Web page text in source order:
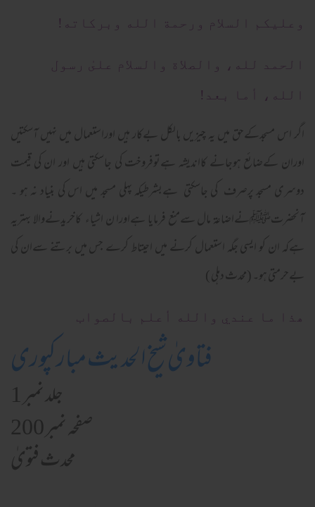
وعلیکم السلام ورحمة الله وبرکاته!
الحمد لله، والصلاة والسلام علىٰ رسول
الله، أما بعد!
اگر اس مسجدکےحق میں یہ چیزیں بالکل بےکار ہیں اوراستعمال میں نہیں آسکتیں
اوران کےضائع ہوجانے کااندیشہ ہےتوفروخت کی جاسکتی ہیں اور ان کی قیمت
دوسری مسجد پرصرف کی جاسکتی ہےبشرطیکہ پہلی مسجد میں اس کی بنیاد نہ ہو ۔
آنحضرتﷺنےاضاعۃ مال سےمنع فرمایا ہےاورا ن اشیاء کاخریدنےوالا بہتریہ
ہےکہ ان کو ایسی جگہ استعمال کرنے میں احیتاط کرے جس میں برتنے سےان کی
بےحرمتی ہو۔ (محدث دہلی )
ھذا ما عندي والله أعلم بالصواب
فتاویٰ شیخ الحدیث مبارکپوری
جلد نمبر 1
صفحہ نمبر 200
محدث فتویٰ